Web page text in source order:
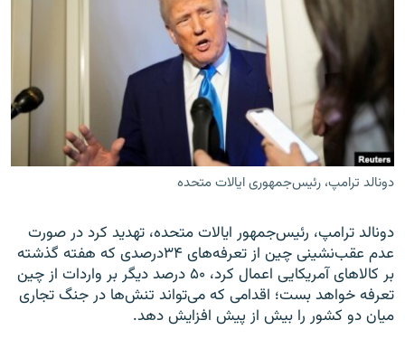
گزارش‌های ویدئویی
English
به ما بپیوندید
زبان‌های دیگر
دونالد ترامپ، رئیس‌جمهوری ایالات متحده
دونالد ترامپ، رئیس‌جمهور ایالات متحده، تهدید کرد در صورت
عدم عقب‌نشینی چین از تعرفه‌های ۳۴درصدی که هفته گذشته
بر کالاهای آمریکایی اعمال کرد، ۵۰ درصد دیگر بر واردات از چین
تعرفه خواهد بست؛ اقدامی که می‌تواند تنش‌ها در جنگ تجاری
میان دو کشور را بیش از پیش افزایش دهد.